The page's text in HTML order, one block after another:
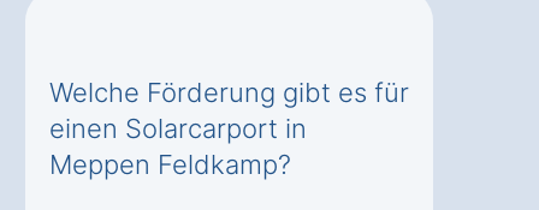
Welche Förderung gibt es für
einen Solarcarport in
Meppen Feldkamp?